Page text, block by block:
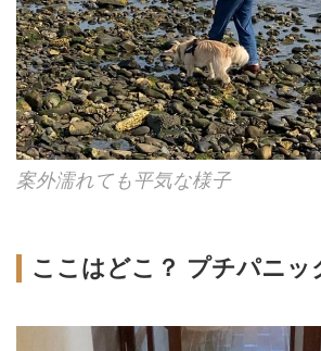
案外濡れても平気な様子
ここはどこ？ プチパニッ